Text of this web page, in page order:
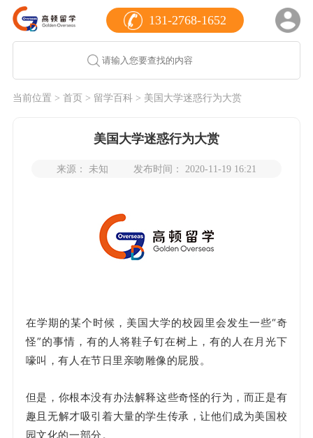
131-2768-1652
当前位置 > 首页 > 留学百科> 美国大学迷惑行为大赏
美国大学迷惑行为大赏
来源： 未知 发布时间： 2020-11-19 16:21
在学期的某个时候，美国大学的校园里会发生一些“奇
怪”的事情，有的人将鞋子钉在树上，有的人在月光下
嚎叫，有人在节日里亲吻雕像的屁股。
但是，你根本没有办法解释这些奇怪的行为，而正是有
趣且无解才吸引着大量的学生传承，让他们成为美国校
园文化的一部分。